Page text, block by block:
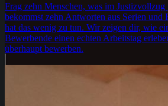
Frag zehn Menschen, was im Justizvollzug
bekommst zehn Antworten aus Serien und
hat das wenig zu tun. Wir zeigen dir, wie
Bewerbende einen echten Arbeitstag
überhaupt bewerben.